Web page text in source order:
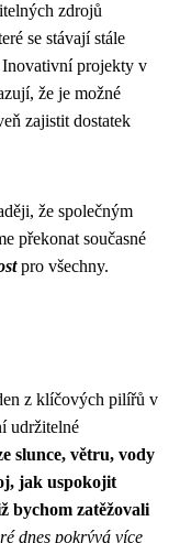
zdrojů
se stávají stále
Inovativní projekty v
že je možné
zajistit dostatek
že společným
překonat současné
pro všechny.
z klíčových pilířů v
udržitelné
slunce, větru, vody
jak uspokojit
bychom zatěžovali
dnes pokrývá více